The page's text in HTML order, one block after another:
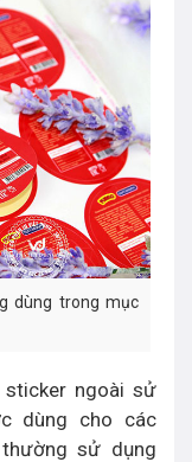
dùng trong mục
ngoài sử
dùng cho các
sử dụng